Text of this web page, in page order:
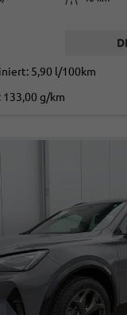
5,90 l/100km
133,00 g/km